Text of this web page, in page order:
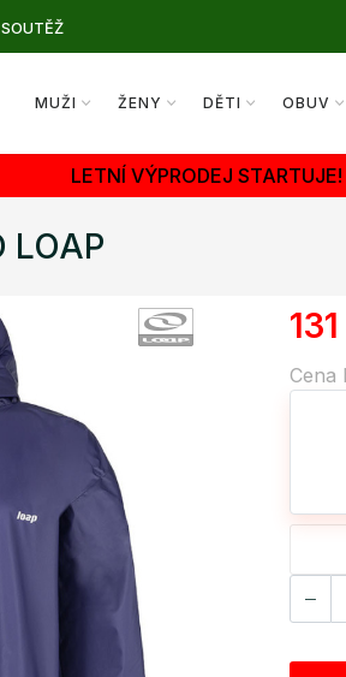
SOUTĚŽ
MUŽI ŽENY DĚTI OBUV
LETNÍ VÝPRODEJ
LOAP
Cena